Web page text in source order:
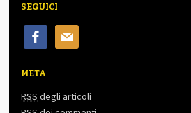
SEGUICI
facebookmail
META
RSS degli articoli